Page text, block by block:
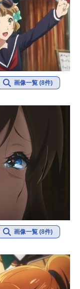
画像一覧 (8件)
画像一覧 (8件)